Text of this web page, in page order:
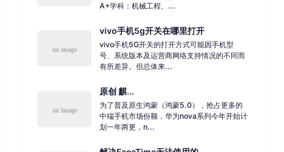
A+学科：机械工程、...
vivo手机5g开关在哪里打开
vivo手机5G开关的打开方式可能因手机型
号、系统版本及运营商网络支持情况的不同而
有所差异。但总体来...
原创 麒...
为了普及原生鸿蒙（鸿蒙5.0），抢占更多的
中端手机市场份额，华为nova系列今年开始计
划一年两更，n...